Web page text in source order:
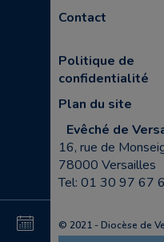
au
Contact
Politique de
confidentialité
Plan du site
Evêché de
16, rue de
78000 Versailles
Tel: 01 30 97 67
© 2021 - Diocèse de